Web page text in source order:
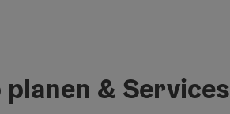
& Services